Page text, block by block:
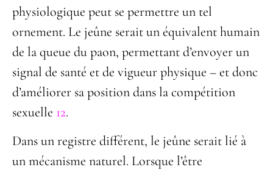
physiologique peut se permettre un tel
ornement. Le jeûne serait un équivalent humain
de la queue du paon, permettant d’envoyer un
signal de santé et de vigueur physique – et donc
d’améliorer sa position dans la compétition
sexuelle 12.
Dans un registre différent, le jeûne serait lié à
un mécanisme naturel. Lorsque l’être